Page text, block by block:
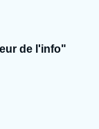
de l'info"